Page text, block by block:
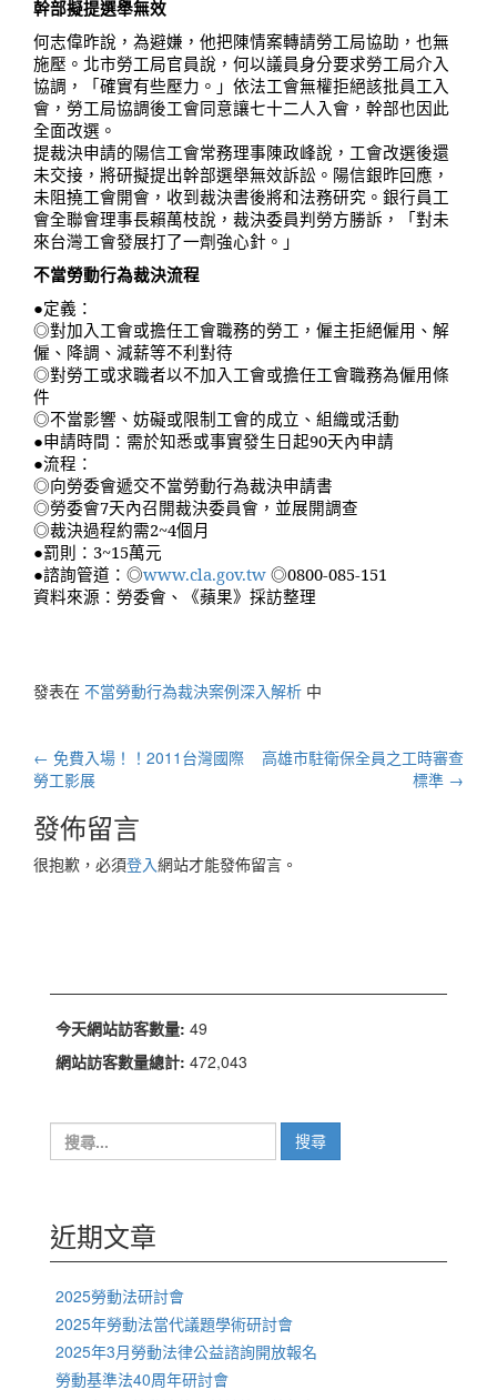
幹部擬提選舉無效
何志偉昨說，為避嫌，他把陳情案轉請勞工局協助，也無
施壓。北市勞工局官員說，何以議員身分要求勞工局介入
協調，「確實有些壓力。」依法工會無權拒絕該批員工入
會，勞工局協調後工會同意讓七十二人入會，幹部也因此
全面改選。
提裁決申請的陽信工會常務理事陳政峰說，工會改選後還
未交接，將研擬提出幹部選舉無效訴訟。陽信銀昨回應，
未阻撓工會開會，收到裁決書後將和法務研究。銀行員工
會全聯會理事長賴萬枝說，裁決委員判勞方勝訴，「對未
來台灣工會發展打了一劑強心針。」
不當勞動行為裁決流程
●定義：
◎對加入工會或擔任工會職務的勞工，僱主拒絕僱用、解
僱、降調、減薪等不利對待
◎對勞工或求職者以不加入工會或擔任工會職務為僱用條
件
◎不當影響、妨礙或限制工會的成立、組織或活動
●申請時間：需於知悉或事實發生日起90天內申請
●流程：
◎向勞委會遞交不當勞動行為裁決申請書
◎勞委會7天內召開裁決委員會，並展開調查
◎裁決過程約需2~4個月
●罰則：3~15萬元
●諮詢管道：◎www.cla.gov.tw ◎0800-085-151
資料來源：勞委會、《蘋果》採訪整理
發表在 不當勞動行為裁決案例深入解析 中
文
章
導
航
列
← 免費入場！！2011台灣國際
勞工影展
高雄市駐衛保全員之工時審查
標準 →
發佈留言
很抱歉，必須登入網站才能發佈留言。
今天網站訪客數量: 49
網站訪客數量總計: 472,043
尋
字:
近期文章
2025勞動法研討會
2025年勞動法當代議題學術研討會
2025年3月勞動法律公益諮詢開放報名
勞動基準法40周年研討會